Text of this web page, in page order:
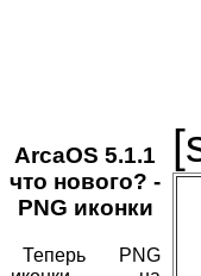
ArcaOS 5.1.1
что нового? -
PNG иконки
Теперь PNG